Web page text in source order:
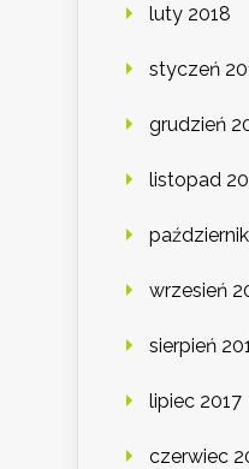
luty 2018
styczeń
grudzień
listopad
wrzesień
sierpień
lipiec 2017
czerwiec